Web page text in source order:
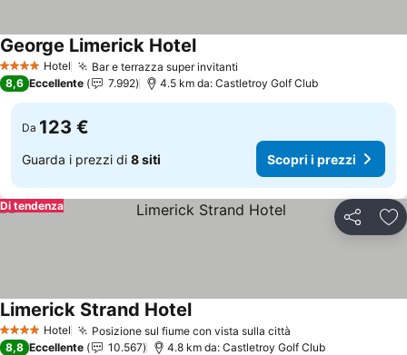
4 Stelle Hotel Bar e terrazza super invitanti
George Limerick HotelScopri i prezzi
8,6 Eccellente 7.992 4.5 km da: Castletroy Golf Club
Da 123 €
Guarda i prezzi di 8 siti Scopri i prezzi
Condividi
Di tendenza
4 Stelle Hotel Posizione sul fiume con vista sulla città
Limerick Strand HotelScopri i prezzi
8,8 Eccellente 10.567 4.8 km da: Castletroy Golf Club